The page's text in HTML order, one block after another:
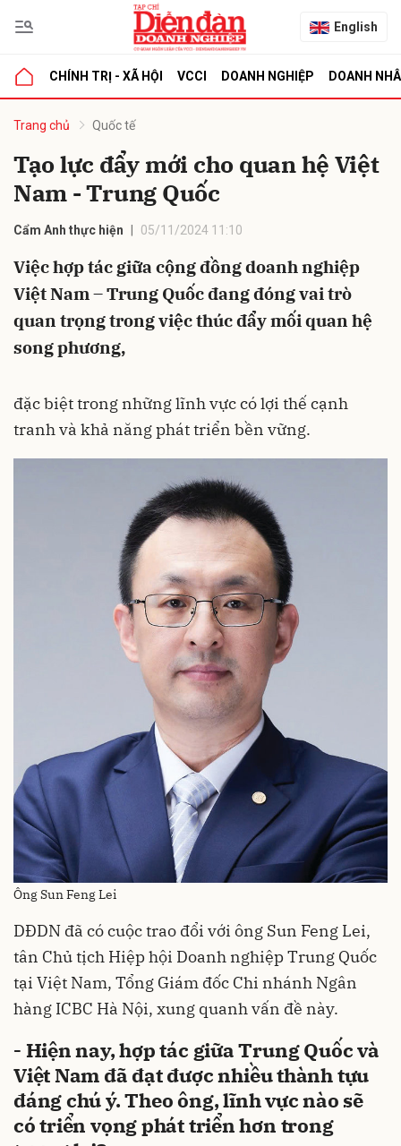
English
CHÍNH TRỊ - XÃ HỘI VCCI DOANH NGHIỆP DOANH
Trang chủ Quốc tế
Tạo lực đẩy mới cho quan hệ Việt
Nam - Trung Quốc
Cẩm Anh thực hiện 05/11/2024 11:10
Việc hợp tác giữa cộng đồng doanh nghiệp
Việt Nam – Trung Quốc đang đóng vai trò
quan trọng trong việc thúc đẩy mối quan hệ
song phương,
đặc biệt trong những lĩnh vực có lợi thế cạnh
tranh và khả năng phát triển bền vững.
Ông Sun Feng Lei
DĐDN đã có cuộc trao đổi với ông Sun Feng Lei,
tân Chủ tịch Hiệp hội Doanh nghiệp Trung Quốc
tại Việt Nam, Tổng Giám đốc Chi nhánh Ngân
hàng ICBC Hà Nội, xung quanh vấn đề này.
- Hiện nay, hợp tác giữa Trung Quốc và
Việt Nam đã đạt được nhiều thành tựu
đáng chú ý. Theo ông, lĩnh vực nào sẽ
có triển vọng phát triển hơn trong
luận
Hủy